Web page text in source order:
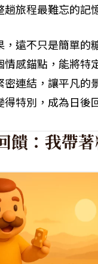
旅程最難忘的記
遠不只是簡單的
情感錨點，能將特
密連結，讓平凡的
得特別，成為日後
饋：我帶